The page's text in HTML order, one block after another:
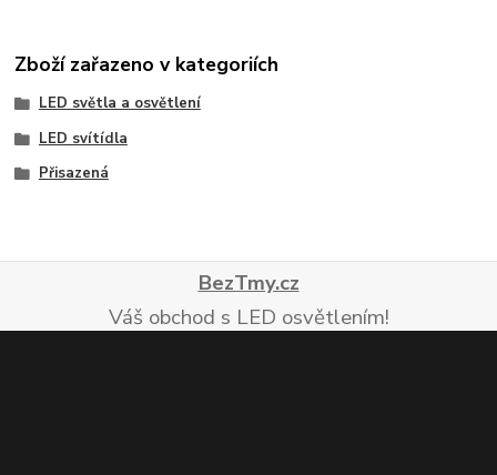
Zboží zařazeno v kategoriích
LED světla a osvětlení
LED svítídla
Přisazená
BezTmy.cz
Váš obchod s LED osvětlením!